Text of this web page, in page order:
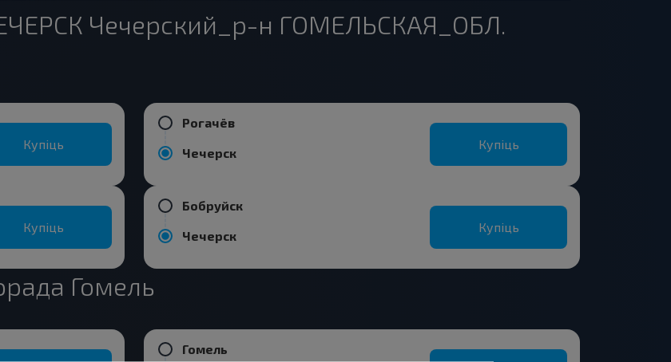
Чечерский_р-н ГОМЕЛЬСКАЯ_ОБЛ.
Купіць
Купіць
Рогачёв
Чечерск
Купіць
Бобруйск
Чечерск
Купіць
Гомель
Гомель